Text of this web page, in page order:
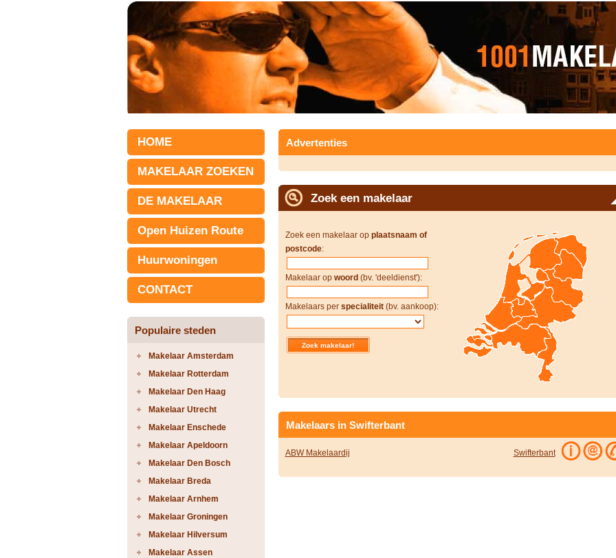
HOME
MAKELAAR ZOEKEN
DE MAKELAAR
Open Huizen Route
Huurwoningen
CONTACT
Populaire steden
Makelaar Amsterdam
Makelaar Rotterdam
Makelaar Den Haag
Makelaar Utrecht
Makelaar Enschede
Makelaar Apeldoorn
Makelaar Den Bosch
Makelaar Breda
Makelaar Arnhem
Makelaar Groningen
Makelaar Hilversum
Makelaar Assen
Advertenties
Zoek een makelaar
Zoek een makelaar op plaatsnaam of
postcode:
Makelaar op woord (bv. 'deeldienst'):
Makelaars per specialiteit(bv. aankoop):
Makelaars in Swifterbant
ABW Makelaardij Swifterbant